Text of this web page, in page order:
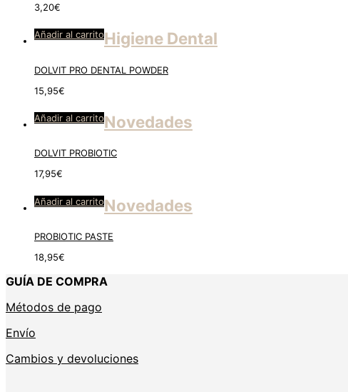
3,20€
Añadir al carritoHigiene Dental
DOLVIT PRO DENTAL POWDER
15,95€
Añadir al carritoNovedades
DOLVIT PROBIOTIC
17,95€
Añadir al carritoNovedades
PROBIOTIC PASTE
18,95€
GUÍA DE COMPRA
Métodos de pago
Envío
Cambios y devoluciones